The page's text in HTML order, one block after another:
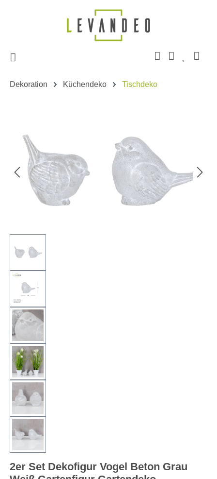
Zum Hauptinhalt springen
Dekoration Küchendeko Tischdeko
2er Set Dekofigur Vogel Beton Grau